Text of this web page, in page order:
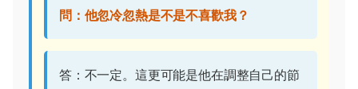
問：他忽冷忽熱是不是不喜歡我？
答：不一定。這更可能是他在調整自己的節